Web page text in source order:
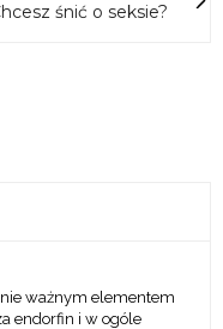
śnić o seksie?
ważnym elementem
endorfin i w ogóle